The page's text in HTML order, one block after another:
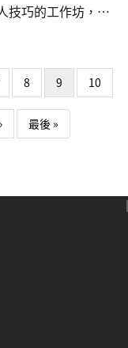
技巧的工作坊，吸
富的專業講師登台
理師，從基礎開始
凡則以機構視角，
備更透過真實案
8 9 10
下一頁最後 »